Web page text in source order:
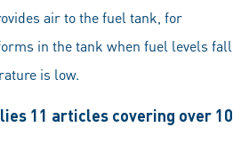
air to the fuel tank, for
in the tank when fuel levels fall
is low.
11 articles covering over 10